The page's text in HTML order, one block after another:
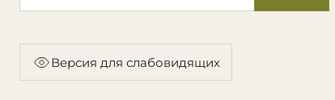
Версия для слабовидящих